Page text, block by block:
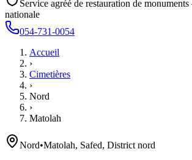
Service agréé de restauration de
nationale
054-731-0054
Accueil
›
Cimetières
›
Nord
›
Matolah
Nord•Matolah, Safed, District nord